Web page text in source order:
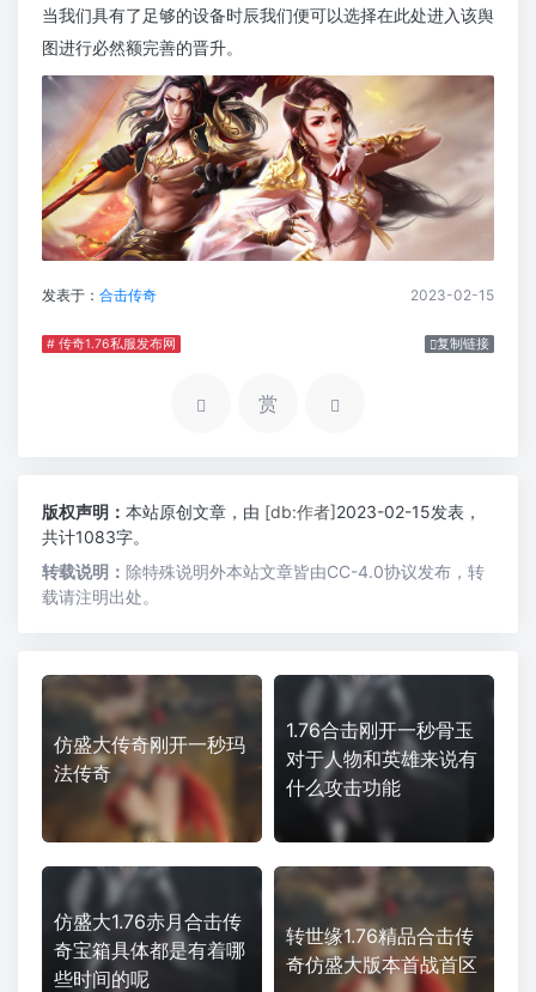
当我们具有了足够的设备时辰我们便可以选择在此处进入该舆
图进行必然额完善的晋升。
发表于： 合击传奇 2023-02-15
# 传奇1.76私服发布网 复制链接
赏
版权声明： 本站原创文章，由 [db:作者]2023-02-15发表，
共计1083字。
转载说明： 除特殊说明外本站文章皆由CC-4.0协议发布，转
载请注明出处。
仿盛大传奇刚开一秒玛
法传奇
1.76合击刚开一秒骨玉
对于人物和英雄来说有
什么攻击功能
仿盛大1.76赤月合击传
奇宝箱具体都是有着哪
些时间的呢
转世缘1.76精品合击传
奇仿盛大版本首战首区